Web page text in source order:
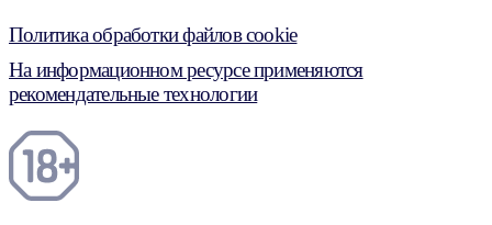
Политика обработки файлов cookie
На информационном ресурсе применяются
рекомендательные технологии